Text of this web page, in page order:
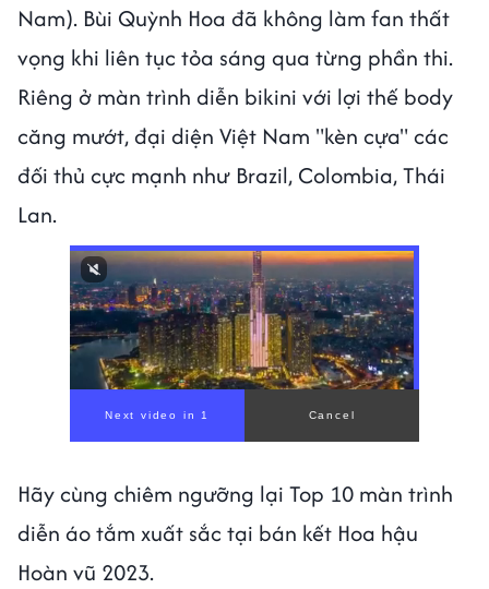
Nam). Bùi Quỳnh Hoa đã không làm fan thất
vọng khi liên tục tỏa sáng qua từng phần thi.
Riêng ở màn trình diễn bikini với lợi thế body
căng mướt, đại diện Việt Nam "kèn cựa" các
đối thủ cực mạnh như Brazil, Colombia, Thái
Lan.
Hãy cùng chiêm ngưỡng lại Top 10 màn trình
diễn áo tắm xuất sắc tại bán kết Hoa hậu
Hoàn vũ 2023.